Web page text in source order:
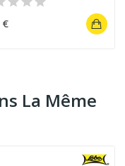
€
La Même